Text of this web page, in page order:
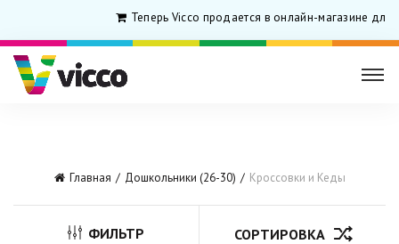
Теперь Vicco продается в онлайн-магазине для
Главная Дошкольники (26-30) Кроссовки и Кеды
ФИЛЬТР СОРТИРОВКА